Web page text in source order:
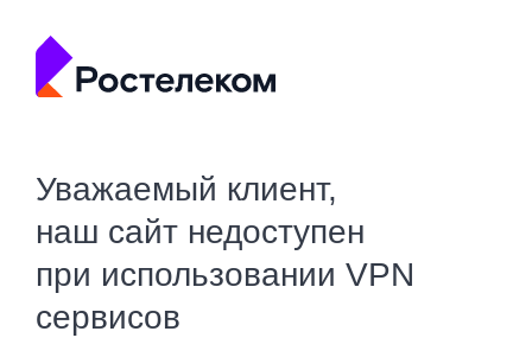
Уважаемый клиент,
наш сайт недоступен
при использовании VPN
сервисов